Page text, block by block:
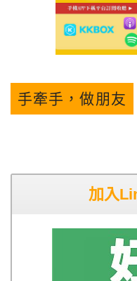
手牽手，做朋友
加入